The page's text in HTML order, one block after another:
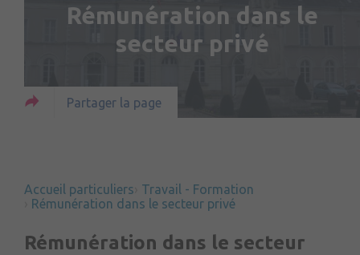
Rémunération dans le
secteur privé
Partager la page
Accueil particuliers
Travail - Formation
Rémunération dans le secteur privé
Rémunération dans le secteur